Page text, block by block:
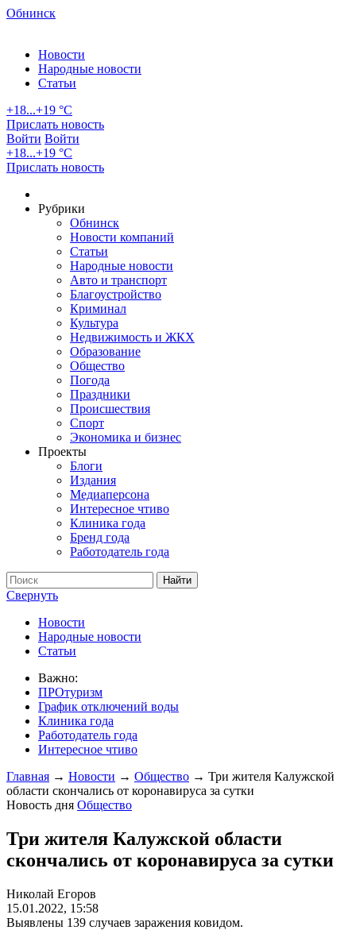
Обнинск
Новости
Народные новости
Статьи
+18...+19 °С
Прислать новость
Войти Войти
+18...+19 °С
Прислать новость
Рубрики
Обнинск
Новости компаний
Статьи
Народные новости
Авто и транспорт
Благоустройство
Криминал
Культура
Недвижимость и ЖКХ
Образование
Общество
Погода
Праздники
Происшествия
Спорт
Экономика и бизнес
Проекты
Блоги
Издания
Медиаперсона
Интересное чтиво
Клиника года
Бренд года
Работодатель года
Свернуть
Новости
Народные новости
Статьи
Важно:
ПРОтуризм
График отключений воды
Клиника года
Работодатель года
Интересное чтиво
Главная → Новости → Общество → Три жителя Калужской
области скончались от коронавируса за сутки
Новость дня Общество
Три жителя Калужской области
скончались от коронавируса за сутки
Николай Егоров
15.01.2022, 15:58
Выявлены 139 случаев заражения ковидом.